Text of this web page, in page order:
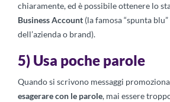
chiaramente, ed è possibile ottenere lo
Business Account (la famosa “spunta
dell’azienda o brand).
5) Usa poche parole
Quando si scrivono messaggi
esagerare con le parole, mai essere